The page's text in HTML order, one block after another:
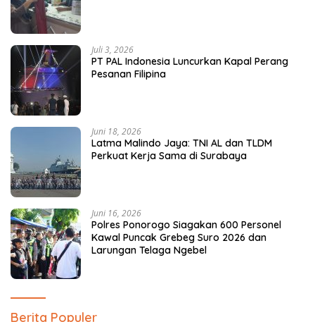
Juli 3, 2026
PT PAL Indonesia Luncurkan Kapal Perang
Pesanan Filipina
Juni 18, 2026
Latma Malindo Jaya: TNI AL dan TLDM
Perkuat Kerja Sama di Surabaya
Juni 16, 2026
Polres Ponorogo Siagakan 600 Personel
Kawal Puncak Grebeg Suro 2026 dan
Larungan Telaga Ngebel
Berita Populer